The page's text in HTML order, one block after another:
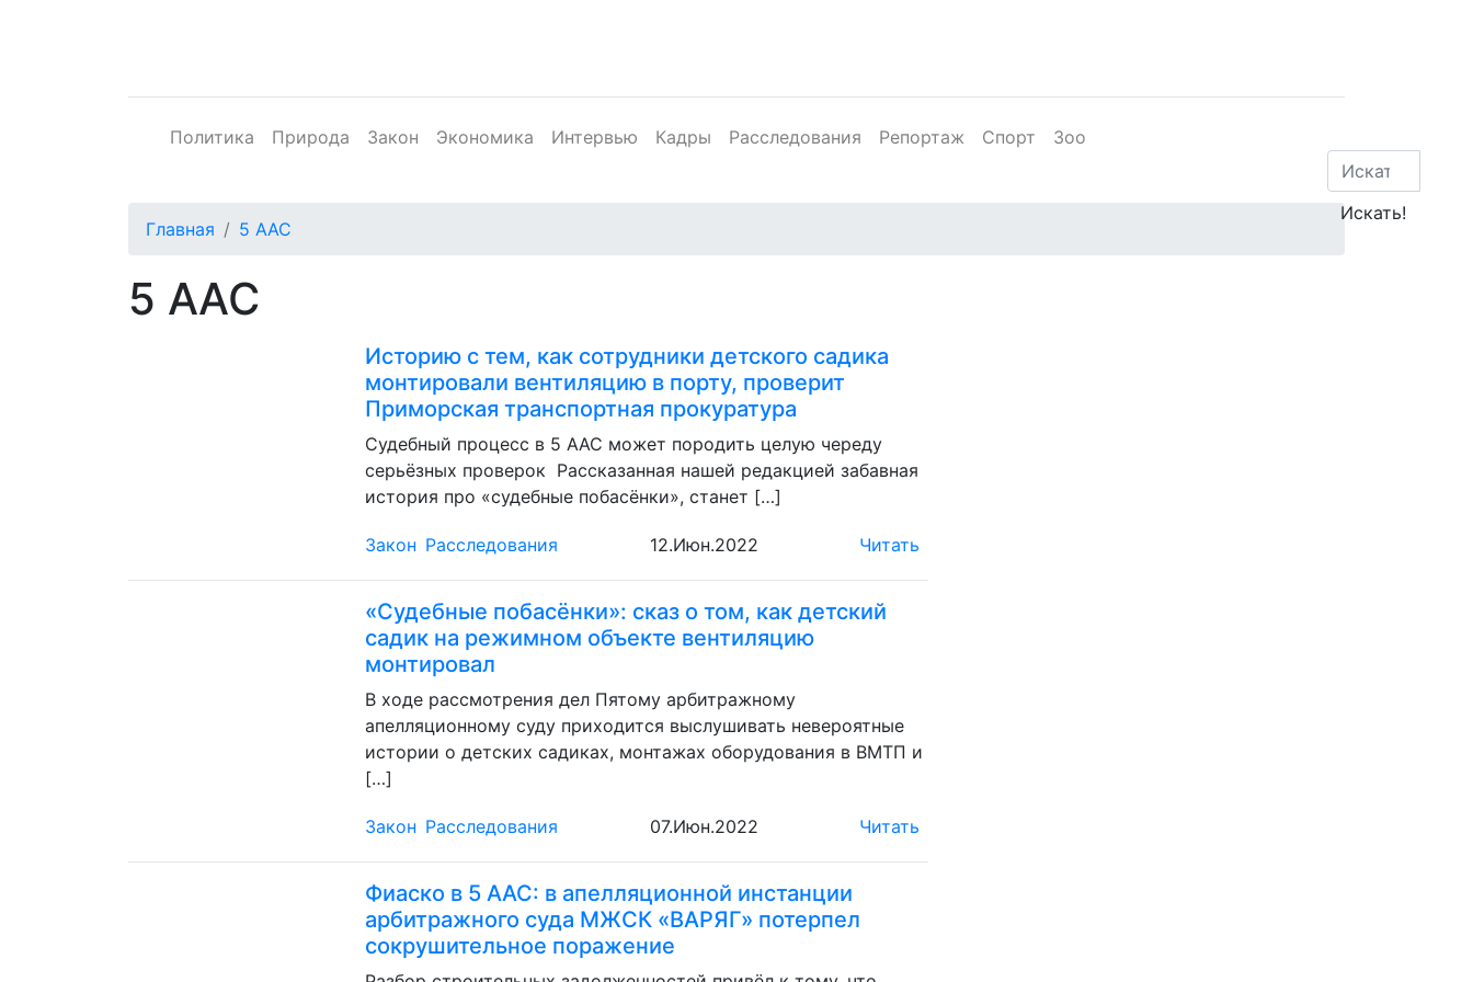
Политика Природа Закон Экономика Интервью Кадры Расследования Репортаж Спорт Зоо
Главная 5 ААС
5 ААС
Историю с тем, как сотрудники детского садика
монтировали вентиляцию в порту, проверит
Приморская транспортная прокуратура
Судебный процесс в 5 ААС может породить целую череду
серьёзных проверок Рассказанная нашей редакцией забавная
история про «судебные побасёнки», станет […]
Закон Расследования 12.Июн.2022 Читать
«Судебные побасёнки»: сказ о том, как детский
садик на режимном объекте вентиляцию
монтировал
В ходе рассмотрения дел Пятому арбитражному
апелляционному суду приходится выслушивать невероятные
истории о детских садиках, монтажах оборудования в ВМТП и
[…]
Закон Расследования 07.Июн.2022 Читать
Фиаско в 5 ААС: в апелляционной инстанции
арбитражного суда МЖСК «ВАРЯГ» потерпел
сокрушительное поражение